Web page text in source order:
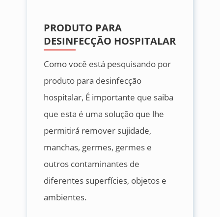
PRODUTO PARA
DESINFECÇÃO HOSPITALAR
Como você está pesquisando por
produto para desinfecção
hospitalar, É importante que saiba
que esta é uma solução que lhe
permitirá remover sujidade,
manchas, germes, germes e
outros contaminantes de
diferentes superfícies, objetos e
ambientes.